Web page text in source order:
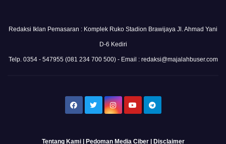
Redaksi Iklan Pemasaran : Komplek Ruko Stadion Brawijaya Jl. Ahmad Yani
D-6 Kediri
Telp. 0354 - 547955 (081 234 700 500) - Email : redaksi@majalahbuser.com
Tentang Kami| Pedoman Media Ciber| Disclaimer